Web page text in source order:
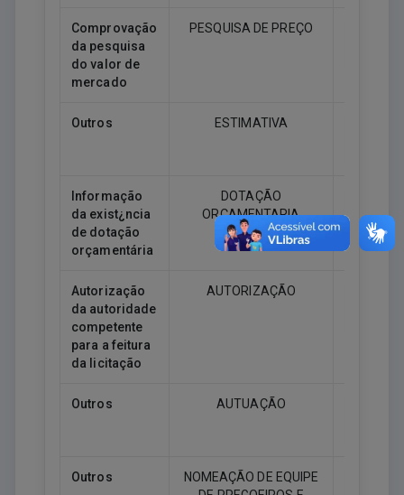
Comprovação
da pesquisa
do valor de
mercado
PESQUISA DE PREÇO
Outros ESTIMATIVA
Informação
da exist¿ncia
de dotação
orçamentária
DOTAÇÃO
ORÇAMENTARIA
Autorização
da autoridade
competente
para a feitura
da licitação
AUTORIZAÇÃO
Outros AUTUAÇÃO
Outros
NOMEAÇÃO DE EQUIPE